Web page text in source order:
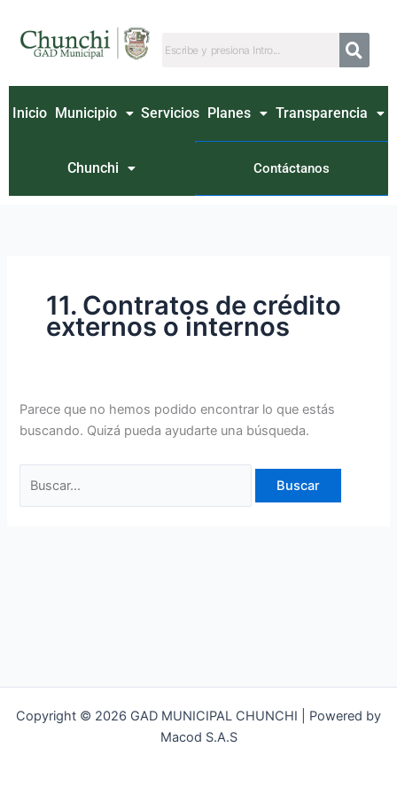
contenido
Inicio Municipio Servicios Planes Transparencia
Chunchi Contáctanos
11. Contratos de crédito
externos o internos
Parece que no hemos podido encontrar lo que estás
buscando. Quizá pueda ayudarte una búsqueda.
por:
Copyright © 2026 GAD MUNICIPAL CHUNCHI | Powered by
Macod S.A.S